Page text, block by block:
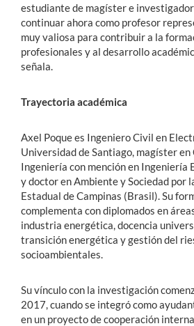
estudiante de magíster e
continuar ahora como profesor
muy valiosa para contribuir a la
profesionales y al desarrollo
señala.
Trayectoria académica
Axel Poque es Ingeniero Civil en
Universidad de Santiago, magíster en
Ingeniería con mención en Ingeniería
y doctor en Ambiente y Sociedad por
Estadual de Campinas (Brasil). Su
complementa con diplomados en
industria energética, docencia
transición energética y gestión del
socioambientales.
Su vínculo con la investigación
2017, cuando se integró como
en un proyecto de cooperación